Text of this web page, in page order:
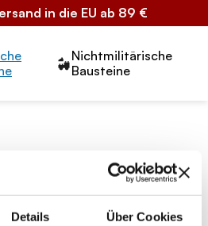
Details Über Cookies
in die EU ab 89 €
segmentów2
Nichtmilitärische
Bausteine